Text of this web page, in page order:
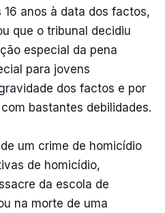
anos à data dos factos,
que o tribunal decidiu
especial da pena
para jovens
dos factos e por
bastantes debilidades.
um crime de homicídio
de homicídio,
da escola de
na morte de uma